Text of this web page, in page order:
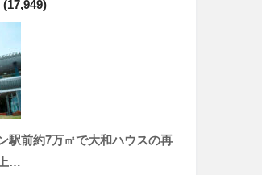
(17,949)
駅前約7万㎡で大和ハウスの再
…